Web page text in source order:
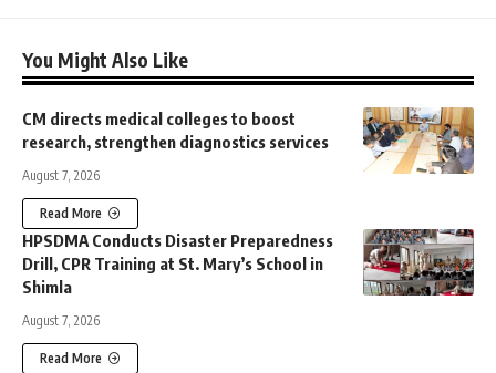
You Might Also Like
CM directs medical colleges to boost
research, strengthen diagnostics services
August 7, 2026
Read More
HPSDMA Conducts Disaster Preparedness
Drill, CPR Training at St. Mary’s School in
Shimla
August 7, 2026
Read More